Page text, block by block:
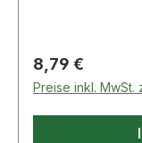
Regulärer Preis:
8,79 €
Preise inkl. MwSt.